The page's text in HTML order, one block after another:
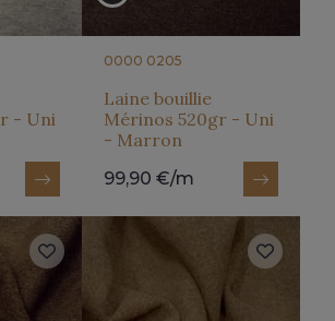
- Uni
0000 0205
Laine bouillie
Mérinos 520gr - Uni
- Marron
99,90 €/m